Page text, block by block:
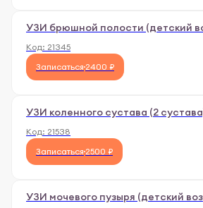
УЗИ брюшной полости (детский
Код: 21345
Записаться 2400 ₽
УЗИ коленного сустава (2
Код: 21538
Записаться 2500 ₽
УЗИ мочевого пузыря (детский